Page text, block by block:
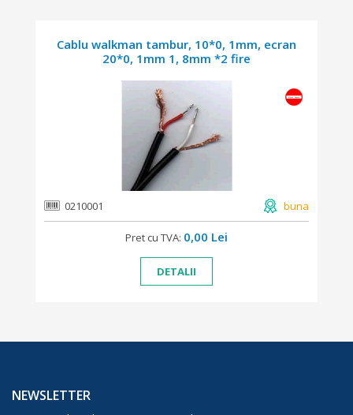
Cablu walkman tambur, 10*0, 1mm, ecran
20*0, 1mm 1, 8mm *2 fire
0210001 buna
Pret cu TVA: 0,00 Lei
DETALII
NEWSLETTER